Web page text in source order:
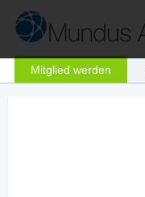
Mitglied werden